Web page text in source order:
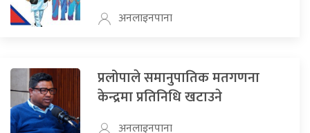
अनलाइनपाना
प्रलोपाले समानुपातिक मतगणना
केन्द्रमा प्रतिनिधि खटाउने
अनलाइनपाना